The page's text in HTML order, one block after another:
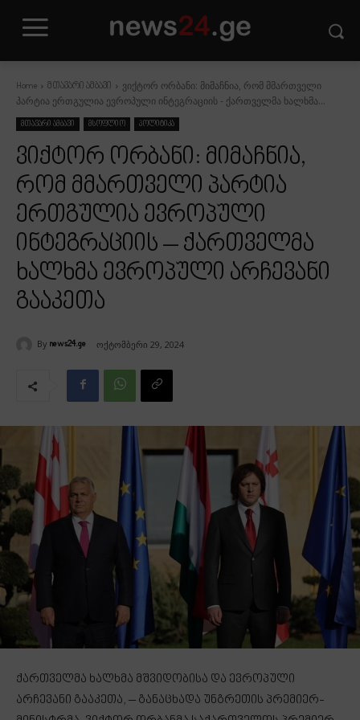
Home მთავარი ამბავი
ვიქტორ ორბანი: მიმაჩნია, რომ მმართველი
პარტია ერთგულია ევროპული ინტეგრაციის - ქართველმა ხალხმა...
მთავარი ამბავი მსოფლიო პოლიტიკა
ვიქტორ ორბანი: მიმაჩნია,
რომ მმართველი პარტია
ერთგულია ევროპული
ინტეგრაციის – ქართველმა
ხალხმა ევროპული არჩევანი
გააკეთა
By news24.ge ოქტომბერი 29, 2024
ქართველმა ხალხმა მშვიდობისა და ევროპული
არჩევანი გააკეთა, – განაცხადა უნგრეთის პრემიერ-